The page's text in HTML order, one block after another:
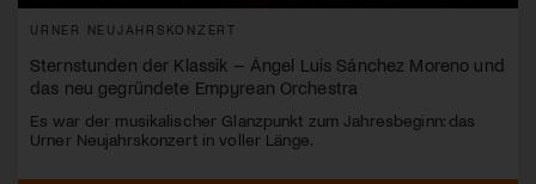
URNER NEUJAHRSKONZERT
Sternstunden der Klassik – Ángel Luis Sánchez Moreno und
das neu gegründete Empyrean Orchestra
Es war der musikalischer Glanzpunkt zum Jahresbeginn: das
Urner Neujahrskonzert in voller Länge.